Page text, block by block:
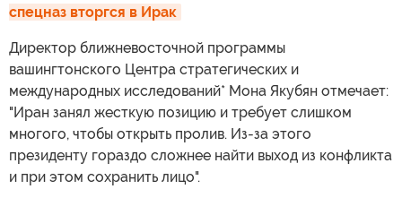
спецназ вторгся в Ирак
Директор ближневосточной программы
вашингтонского Центра стратегических и
международных исследований* Мона Якубян отмечает:
"Иран занял жесткую позицию и требует слишком
многого, чтобы открыть пролив. Из-за этого
президенту гораздо сложнее найти выход из конфликта
и при этом сохранить лицо".